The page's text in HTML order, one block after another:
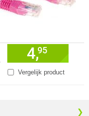
Vergelijk product
4,95